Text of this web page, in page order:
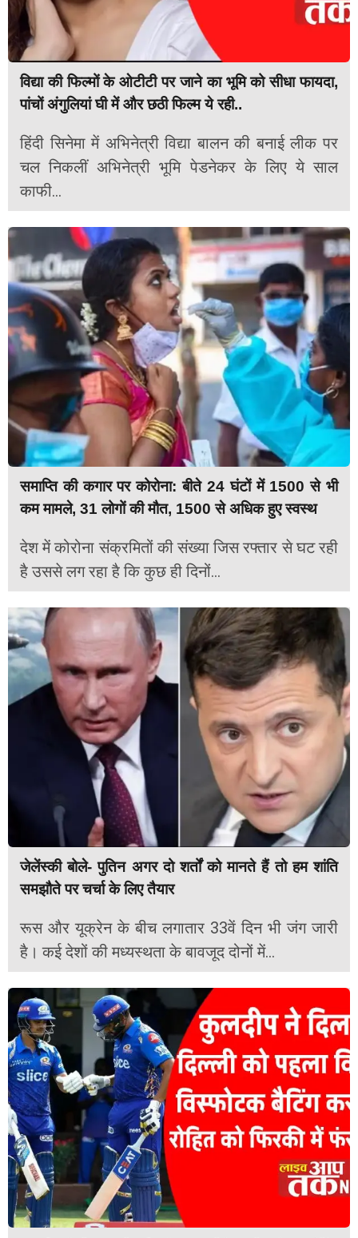
विद्या की फिल्मों के ओटीटी पर जाने का भूमि को सीधा फायदा,
पांचों अंगुलियां घी में और छठी फिल्म ये रही..
हिंदी सिनेमा में अभिनेत्री विद्या बालन की बनाई लीक पर
चल निकलीं अभिनेत्री भूमि पेडनेकर के लिए ये साल
काफी...
समाप्ति की कगार पर कोरोना: बीते 24 घंटों में 1500 से भी
कम मामले, 31 लोगों की मौत, 1500 से अधिक हुए स्वस्थ
देश में कोरोना संक्रमितों की संख्या जिस रफ्तार से घट रही
है उससे लग रहा है कि कुछ ही दिनों...
जेलेंस्की बोले- पुतिन अगर दो शर्तों को मानते हैं तो हम शांति
समझौते पर चर्चा के लिए तैयार
रूस और यूक्रेन के बीच लगातार 33वें दिन भी जंग जारी
है। कई देशों की मध्यस्थता के बावजूद दोनों में...